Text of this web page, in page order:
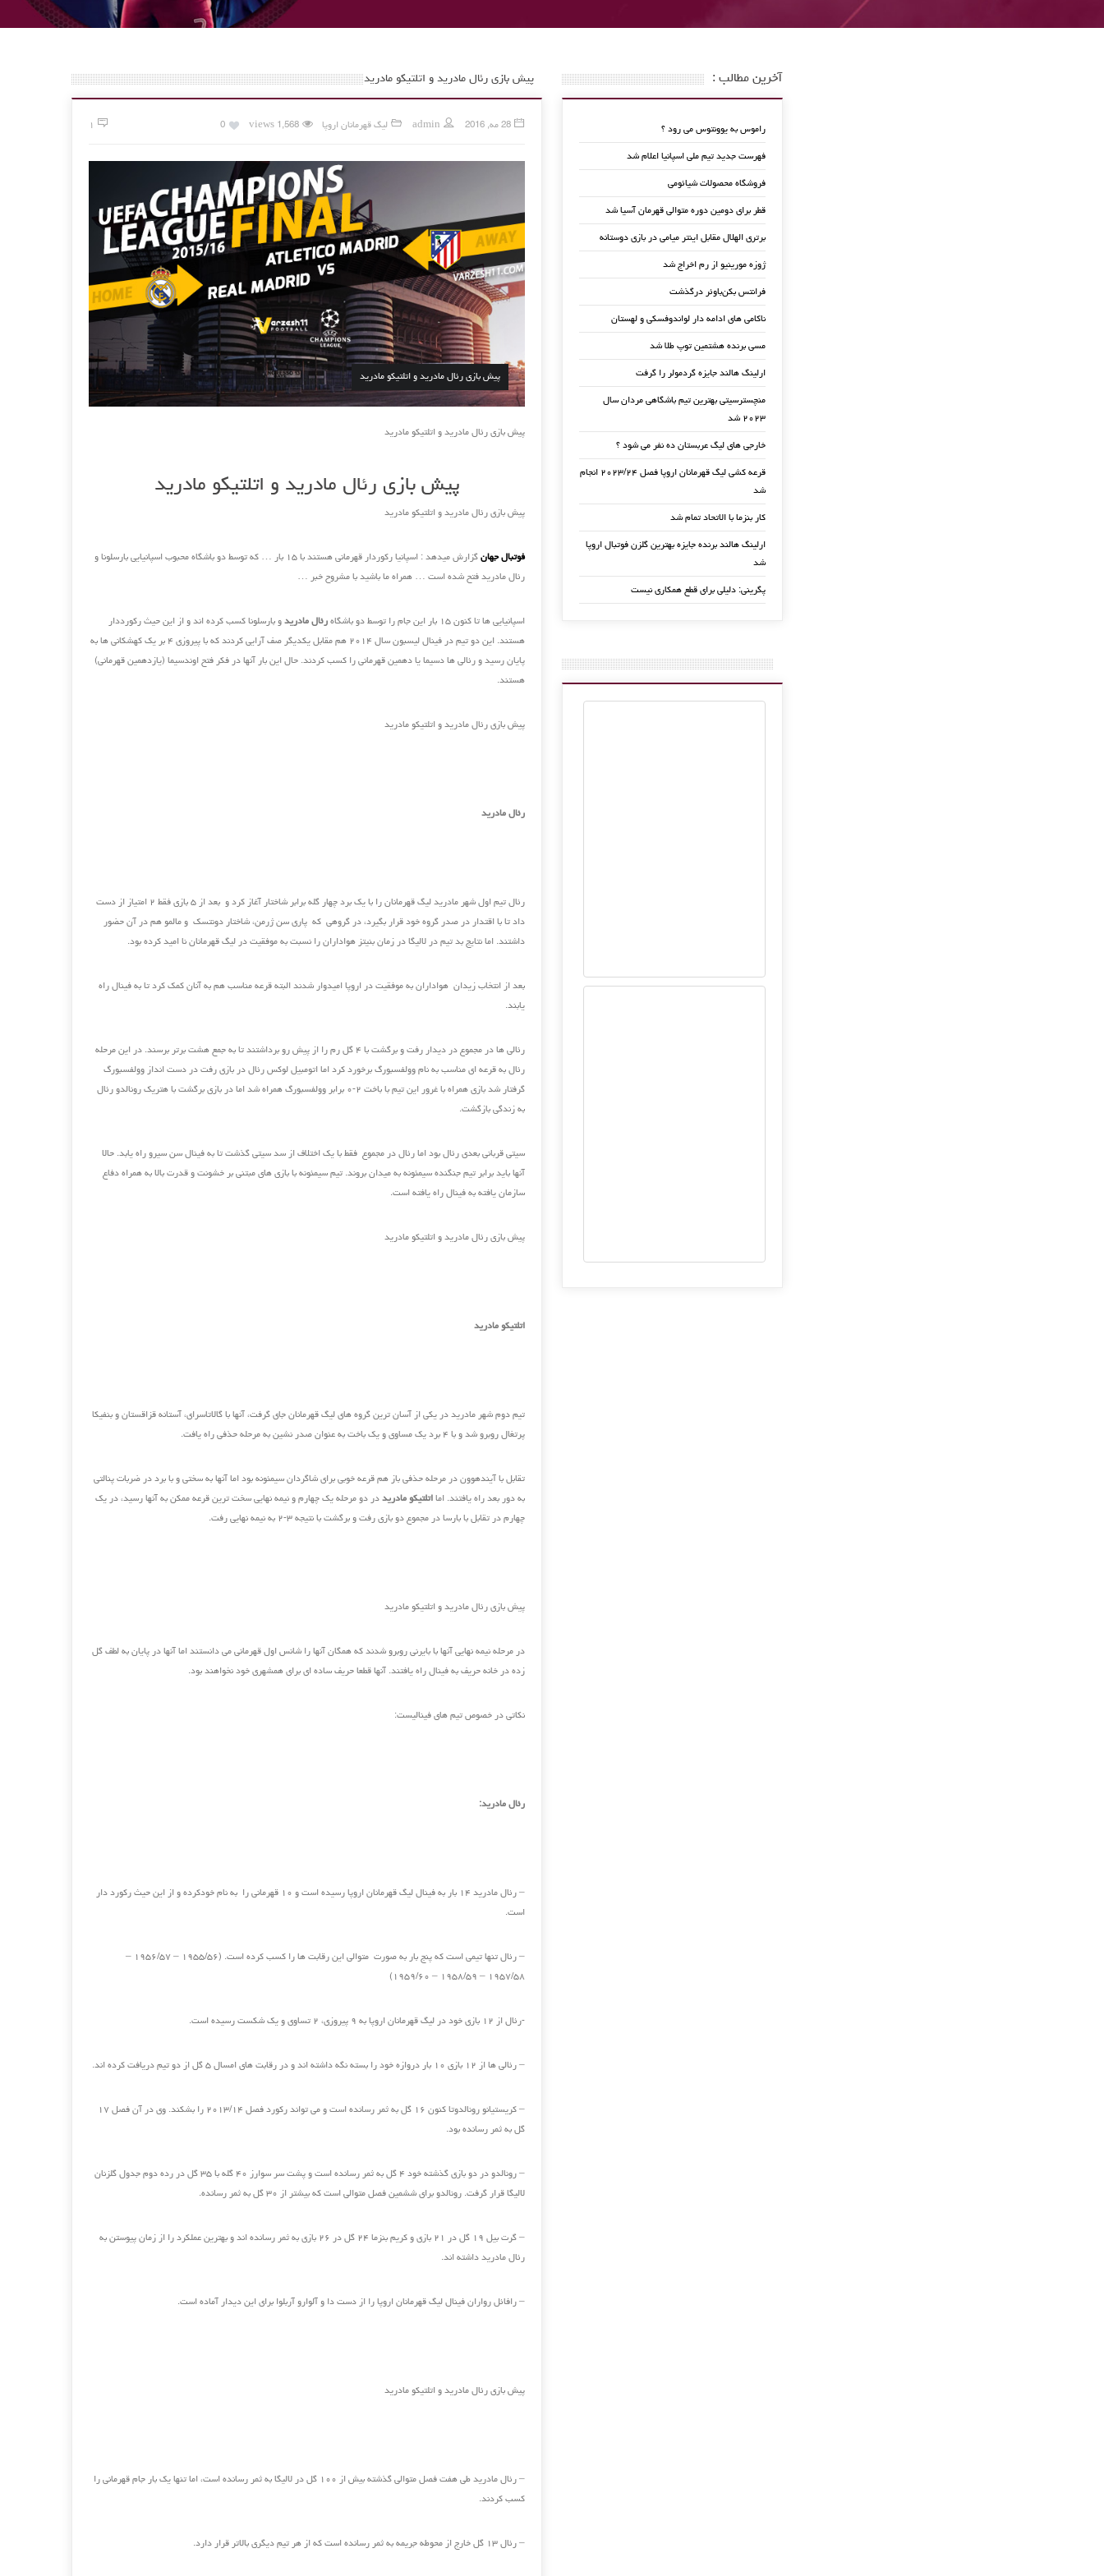
پیش بازی رئال مادرید و اتلتیکو مادرید
28 مه, 2016 admin لیگ قهرمانان اروپا 1,568 views
0 ۱
پیش بازی رئال مادرید و اتلتیکو مادرید
پیش بازی رئال مادرید و اتلتیکو مادرید
پیش بازی رئال مادرید و اتلتیکو مادرید
پیش بازی رئال مادرید و اتلتیکو مادرید
فوتبال جهان
گزارش میدهد : اسپانیا رکوردار قهرمانی هستند با ۱۵ بار … که توسط دو باشگاه محبوب اسپانیایی بارسلونا و
رئال مادرید فتح شده است … همراه ما باشید با مشروح خبر …
اسپانیایی ها تا کنون ۱۵ بار این جام را توسط دو باشگاه رئال مادریدو بارسلونا کسب کرده اند و از این حیث رکورددار
هستند. این دو تیم در فینال لیسبون سال ۲۰۱۴ هم مقابل یکدیگر صف آرایی کردند که با پیروزی ۴ بر یک کهشکانی ها به
پایان رسید و رئالی ها دسیما یا دهمین قهرمانی را کسب کردند. حال این بار آنها در فکر فتح اوندسیما (یازدهمین قهرمانی)
هستند.
پیش بازی رئال مادرید و اتلتیکو مادرید
رئال مادرید
رئال تیم اول شهر مادرید لیگ قهرمانان را با یک برد چهار گله برابر شاختار آغاز کرد و بعد از ۵ بازی فقط ۲ امتیاز از دست
داد تا با اقتدار در صدر گروه خود قرار بگیرد، در گروهی که پاری سن ژرمن، شاختار دونتسک و مالمو هم در آن حضور
داشتند. اما نتایج بد تیم در لالیگا در زمان بنیتز هواداران را نسبت به موفقیت در لیگ قهرمانان نا امید کرده بود.
بعد از انتخاب زیدان هواداران به موفقیت در اروپا امیدوار شدند البته قرعه مناسب هم به آنان کمک کرد تا به فینال راه
یابند.
رئالی ها در مجموع در دیدار رفت و برگشت با ۴ گل رم را از پیش رو برداشتند تا به جمع هشت برتر برسند. در این مرحله
رئال به قرعه ای مناسب به نام وولفسبورگ برخورد کرد اما اتومبیل لوکس رئال در بازی رفت در دست انداز وولفسبورگ
گرفتار شد بازی همراه با غرور این تیم با باخت ۲-۰ برابر وولفسبورگ همراه شد اما در بازی برگشت با هتریک رونالدو رئال
به زندگی بازگشت.
سیتی قربانی بعدی رئال بود اما رئال در مجموع فقط با یک اختلاف از سد سیتی گذشت تا به فینال سن سیرو راه یابد. حالا
آنها باید برابر تیم جنگنده سیمئونه به میدان بروند. تیم سیمئونه با بازی های مبتنی بر خشونت و قدرت بالا به همراه دفاع
سازمان یافته به فینال راه یافته است.
پیش بازی رئال مادرید و اتلتیکو مادرید
اتلتیکو مادرید
تیم دوم شهر مادرید در یکی از آسان ترین گروه های لیگ قهرمانان جای گرفت، آنها با گالاتاسرای، آستانه قزاقستان و بنفیکا
پرتغال روبرو شد و با ۴ برد یک مساوی و یک باخت به عنوان صدر نشین به مرحله حذفی راه یافت.
تقابل با آیندهوون در مرحله حذفی باز هم قرعه خوبی برای شاگردان سیمئونه بود اما آنها به سختی و با برد در ضربات پنالتی
به دور بعد راه یافتند. امااتلتیکو مادریددر دو مرحله یک چهارم و نیمه نهایی سخت ترین قرعه ممکن به آنها رسید، در یک
چهارم در تقابل با بارسا در مجموع دو بازی رفت و برگشت با نتیجه ۳-۲ به نیمه نهایی رفت.
پیش بازی رئال مادرید و اتلتیکو مادرید
در مرحله نیمه نهایی آنها با بایرنی روبرو شدند که همگان آنها را شانس اول قهرمانی می دانستند اما آنها در پایان به لطف گل
زده در خانه حریف به فینال راه یافتند. آنها قطعا حریف ساده ای برای همشهری خود نخواهند بود.
نکاتی در خصوص تیم های فینالیست:
رئال مادرید:
– رئال مادرید ۱۴ بار به فینال لیگ قهرمانان اروپا رسیده است و ۱۰ قهرمانی را به نام خودکرده و از این حیث رکورد دار
است.
– رئال تنها تیمی است که پنج بار به صورت متوالی این رقابت ها را کسب کرده است. (۱۹۵۵/۵۶ – ۱۹۵۶/۵۷ –
۱۹۵۷/۵۸ – ۱۹۵۸/۵۹ – ۱۹۵۹/۶۰)
-رئال از ۱۲ بازی خود در لیگ قهرمانان اروپا به ۹ پیروزی، ۲ تساوی و یک شکست رسیده است.
– رئالی ها از ۱۲ بازی ۱۰ بار دروازه خود را بسته نگه داشته اند و در رقابت های امسال ۵ گل از دو تیم دریافت کرده اند.
– کریستیانو رونالدوتا کنون ۱۶ گل به ثمر رسانده است و می تواند رکورد فصل ۲۰۱۳/۱۴ را بشکند. وی در آن فصل ۱۷
گل به ثمر رسانده بود.
– رونالدو در دو بازی گذشته خود ۴ گل به ثمر رسانده است و پشت سر سوارز ۴۰ گله با ۳۵ گل در رده دوم جدول گلزنان
لالیگا قرار گرفت. رونالدو برای ششمین فصل متوالی است که بیشتر از ۳۰ گل به ثمر رسانده.
– گرت بیل ۱۹ گل در ۲۱ بازی و کریم بنزما ۲۴ گل در ۲۶ بازی به ثمر رسانده اند و بهترین عملکرد را از زمان پیوستن به
رئال مادرید داشته اند.
– رافائل رواران فینال لیگ قهرمانان اروپا را از دست دا و آلوارو آربلوا برای این دیدار آماده است.
پیش بازی رئال مادرید و اتلتیکو مادرید
– رئال مادرید طی هفت فصل متوالی گذشته بیش از ۱۰۰ گل در لالیگا به ثمر رسانده است، اما تنها یک بار جام قهرمانی را
کسب کردند.
– رئال ۱۳ گل خارج از محوطه جریمه به ثمر رسانده است که از هر تیم دیگری بالاتر قرار دارد.
آخرین مطالب :
راموس به یوونتوس می رود ؟
فهرست جدید تیم ملی اسپانیا اعلام شد
فروشگاه محصولات شیائومی
قطر برای دومین دوره متوالی قهرمان آسیا شد
برتری الهلال مقابل اینتر میامی در بازی دوستانه
ژوزه مورینیو از رم اخراج شد
فرانتس بکن‌باوئر درگذشت
ناکامی های ادامه دار لواندوفسکی و لهستان
مسی برنده هشتمین توپ طلا شد
ارلینگ هالند جایزه گردمولر را گرفت
منچسترسیتی بهترین تیم باشگاهی مردان سال
۲۰۲۳ شد
خارجی های لیگ عربستان ده نفر می شود ؟
قرعه کشی لیگ قهرمانان اروپا فصل ۲۰۲۳/۲۴ انجام
شد
کار بنزما با الاتحاد تمام شد
ارلینگ هالند برنده جایزه بهترین گلزن فوتبال اروپا
شد
پگرینی: دلیلی برای قطع همکاری نیست